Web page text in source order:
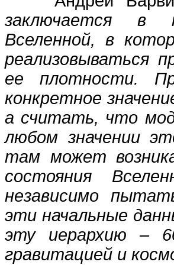
заключается в
Вселенной, в
реализовываться
ее плотности.
конкретное
а считать, что
любом значении
там может
состояния
независимо
эти начальные
эту иерархию –
гравитацией и